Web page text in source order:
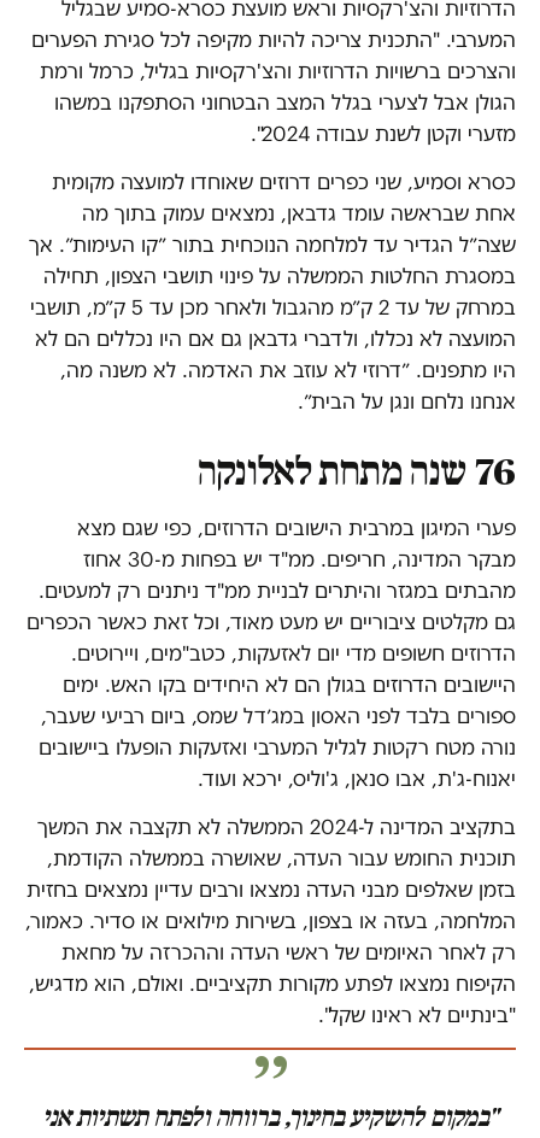
הדרוזיות והצ'רקסיות וראש מועצת כסרא-סמיע שבגליל
המערבי. "התכנית צריכה להיות מקיפה לכל סגירת הפערים
והצרכים ברשויות הדרוזיות והצ'רקסיות בגליל, כרמל ורמת
הגולן אבל לצערי בגלל המצב הבטחוני הסתפקנו במשהו
מזערי וקטן לשנת עבודה 2024".
כסרא וסמיע, שני כפרים דרוזים שאוחדו למועצה מקומית
אחת שבראשה עומד גדבאן, נמצאים עמוק בתוך מה
שצה״ל הגדיר עד למלחמה הנוכחית בתור ״קו העימות״. אך
במסגרת החלטות הממשלה על פינוי תושבי הצפון, תחילה
במרחק של עד 2 ק״מ מהגבול ולאחר מכן עד 5 ק״מ, תושבי
המועצה לא נכללו, ולדברי גדבאן גם אם היו נכללים הם לא
היו מתפנים. ״דרוזי לא עוזב את האדמה. לא משנה מה,
אנחנו נלחם ונגן על הבית״.
76 שנה מתחת לאלונקה
פערי המיגון במרבית הישובים הדרוזים, כפי שגם מצא
מבקר המדינה, חריפים. ממ"ד יש בפחות מ-30 אחוז
מהבתים במגזר והיתרים לבניית ממ"ד ניתנים רק למעטים.
גם מקלטים ציבוריים יש מעט מאוד, וכל זאת כאשר הכפרים
הדרוזים חשופים מדי יום לאזעקות, כטב"מים, ויירוטים.
היישובים הדרוזים בגולן הם לא היחידים בקו האש. ימים
ספורים בלבד לפני האסון במג׳דל שמס, ביום רביעי שעבר,
נורה מטח רקטות לגליל המערבי ואזעקות הופעלו ביישובים
יאנוח-ג'ת, אבו סנאן, ג'וליס, ירכא ועוד.
בתקציב המדינה ל-2024 הממשלה לא תקצבה את המשך
תוכנית החומש עבור העדה, שאושרה בממשלה הקודמת,
בזמן שאלפים מבני העדה נמצאו ורבים עדיין נמצאים בחזית
המלחמה, בעזה או בצפון, בשירות מילואים או סדיר. כאמור,
רק לאחר האיומים של ראשי העדה וההכרזה על מחאת
הקיפוח נמצאו לפתע מקורות תקציביים. ואולם, הוא מדגיש,
"בינתיים לא ראינו שקל".
"במקום להשקיע בחינוך, ברווחה ולפתח תשתיות אני